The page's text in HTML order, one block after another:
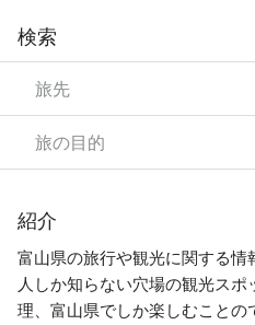
検索
旅先
旅の目的
紹介
富山県の旅行や観光に関する
人しか知らない穴場の観光ス
理、富山県でしか楽しむことの